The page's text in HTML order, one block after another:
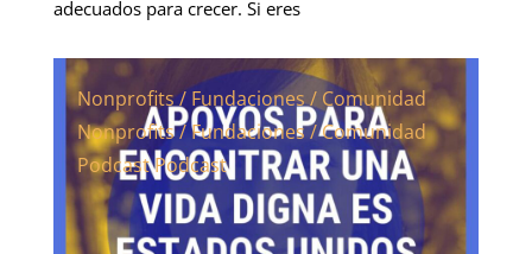
adecuados para crecer. Si eres
Nonprofits / Fundaciones / Comunidad
Nonprofits / Fundaciones / Comunidad
PodcastPodcast